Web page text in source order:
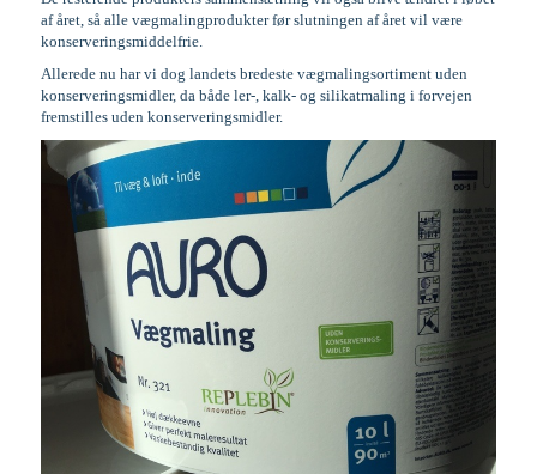
af året, så alle vægmalingprodukter før slutningen af året vil være
konserveringsmiddelfrie.
Allerede nu har vi dog landets bredeste vægmalingsortiment uden
konserveringsmidler, da både ler-, kalk- og silikatmaling i forvejen
fremstilles uden konserveringsmidler.